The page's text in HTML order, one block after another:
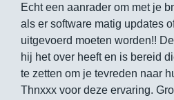
Echt een aanrader om met je
als er software matig updates
uitgevoerd moeten worden!!
hij het over heeft en is bereid
te zetten om je tevreden naar
Thnxxx voor deze ervaring.